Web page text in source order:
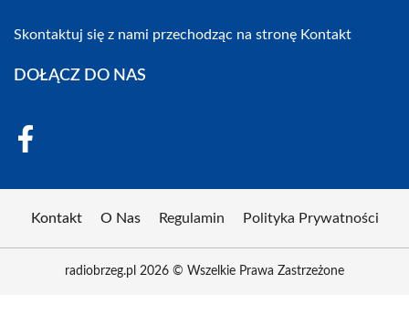
Skontaktuj się z nami przechodząc na stronę Kontakt
DOŁĄCZ DO NAS
Kontakt O Nas Regulamin Polityka Prywatności
radiobrzeg.pl 2026 © Wszelkie Prawa Zastrzeżone